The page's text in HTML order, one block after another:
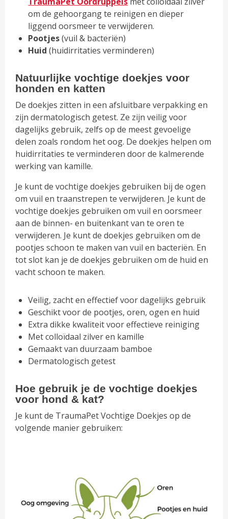
om de gehoorgang te reinigen en dieper
liggend oorsmeer te verwijderen.
Pootjes(vuil & bacteriën)
Huid (huidirritaties verminderen)
Natuurlijke vochtige doekjes voor
honden en katten
De doekjes zitten in een afsluitbare verpakking en
zijn dermatologisch getest. Ze zijn veilig voor
dagelijks gebruik, zelfs op de meest gevoelige
delen zoals rondom het oog. De doekjes helpen om
huidirritaties te verminderen door de kalmerende
werking van kamille.
Je kunt de vochtige doekjes gebruiken bij de ogen
om vuil en traanstrepen te verwijderen. Je kunt de
vochtige doekjes gebruiken om vuil en oorsmeer
aan de binnen- en buitenkant van te oren te
verwijderen. Je kunt de doekjes gebruiken om de
pootjes schoon te maken van vuil en bacteriën. En
tot slot kan je de doekjes gebruiken om de huid en
vacht schoon te maken.
Veilig, zacht en effectief voor dagelijks gebruik
Geschikt voor de pootjes, oren, ogen en huid
Extra dikke kwaliteit voor effectieve reiniging
Met colloïdaal zilver en kamille
Gemaakt van duurzaam bamboe
Dermatologisch getest
Hoe gebruik je de vochtige doekjes
voor hond & kat?
Je kunt de TraumaPet Vochtige Doekjes op de
volgende manier gebruiken: